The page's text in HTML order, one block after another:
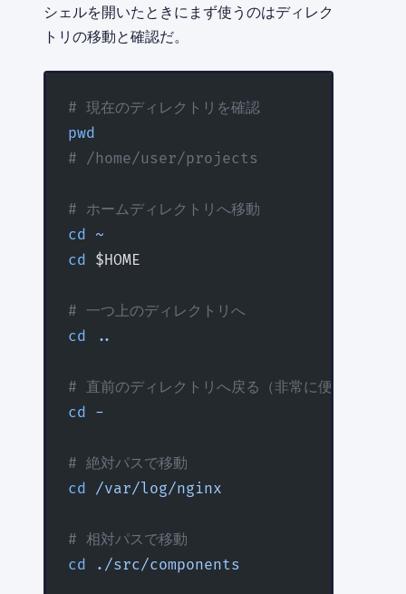
シェルを開いたときにまず使うのはディレク
トリの移動と確認だ。
# 現在のディレクトリを確認
pwd
# /home/user/projects
# ホームディレクトリへ移動
cd ~
cd $HOME
# 一つ上のディレクトリへ
cd ..
# 直前のディレクトリへ戻る（非常に便利）
cd -
# 絶対パスで移動
cd /var/log/nginx
# 相対パスで移動
cd ./src/components